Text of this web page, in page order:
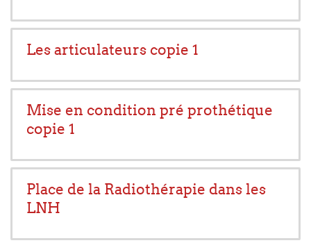
Les articulateurs copie 1
Mise en condition pré prothétique
copie 1
Place de la Radiothérapie dans les
LNH